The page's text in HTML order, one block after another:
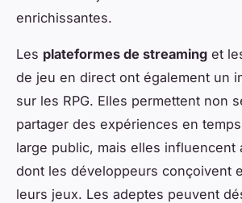
enrichissantes.
Les plateformes de streaming et
de jeu en direct ont également un
sur les RPG. Elles permettent non
partager des expériences en
large public, mais elles influencent
dont les développeurs conçoivent
leurs jeux. Les adeptes peuvent